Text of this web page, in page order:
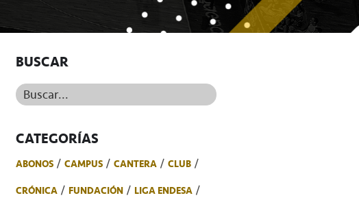
BUSCAR
Buscar...
CATEGORÍAS
ABONOS CAMPUS CANTERA
CLUB
CRÓNICA
FUNDACIÓN
LIGA ENDESA